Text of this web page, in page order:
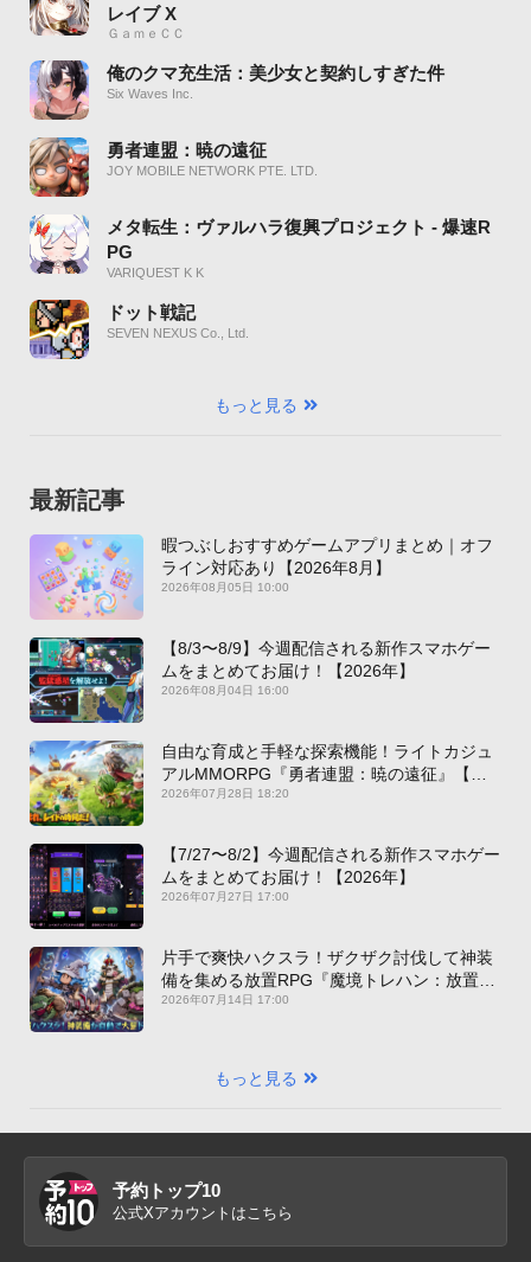
レイブ X
ＧａｍｅＣＣ
俺のクマ充生活：美少女と契約しすぎた件
Six Waves Inc.
勇者連盟：暁の遠征
JOY MOBILE NETWORK PTE. LTD.
メタ転生：ヴァルハラ復興プロジェクト - 爆速R
PG
VARIQUEST K K
ドット戦記
SEVEN NEXUS Co., Ltd.
もっと見る
最新記事
暇つぶしおすすめゲームアプリまとめ｜オフ
ライン対応あり【2026年8月】
2026年08月05日 10:00
【8/3〜8/9】今週配信される新作スマホゲー
ムをまとめてお届け！【2026年】
2026年08月04日 16:00
自由な育成と手軽な探索機能！ライトカジュ
アルMMORPG『勇者連盟：暁の遠征』【最
新作PICKUP】
2026年07月28日 18:20
【7/27〜8/2】今週配信される新作スマホゲー
ムをまとめてお届け！【2026年】
2026年07月27日 17:00
片手で爽快ハクスラ！ザクザク討伐して神装
備を集める放置RPG『魔境トレハン：放置で
神装備』【最新作PICKUP】
2026年07月14日 17:00
もっと見る
予約トップ10
公式Xアカウントはこちら